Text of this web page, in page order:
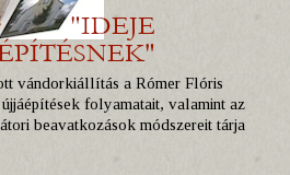
vándorkiállítás a Rómer Flóris
folyamatait, valamint az
beavatkozások módszereit tárja